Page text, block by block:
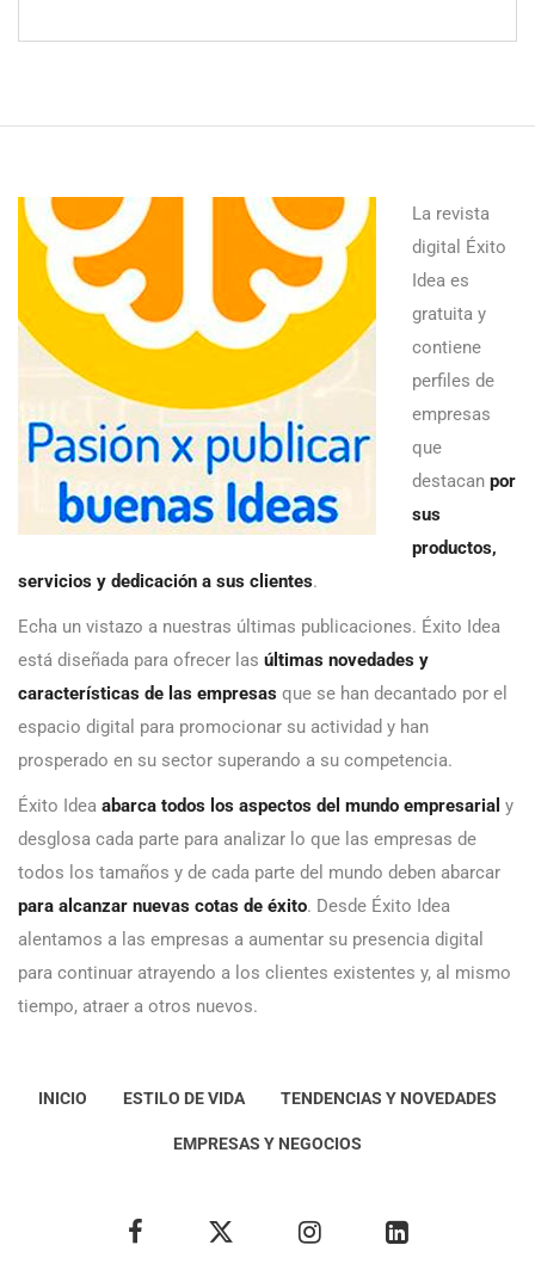
La revista
digital Éxito
Idea es
gratuita y
contiene
perfiles de
empresas
que
destacan por
sus
productos,
servicios y dedicación a sus clientes.
Echa un vistazo a nuestras últimas publicaciones. Éxito Idea
está diseñada para ofrecer las últimas novedades y
características de las empresas que se han decantado por el
espacio digital para promocionar su actividad y han
prosperado en su sector superando a su competencia.
Éxito Idea abarca todos los aspectos del mundo empresarial y
desglosa cada parte para analizar lo que las empresas de
todos los tamaños y de cada parte del mundo deben abarcar
para alcanzar nuevas cotas de éxito. Desde Éxito Idea
alentamos a las empresas a aumentar su presencia digital
para continuar atrayendo a los clientes existentes y, al mismo
tiempo, atraer a otros nuevos.
INICIO ESTILO DE VIDA TENDENCIAS Y NOVEDADES
EMPRESAS Y NEGOCIOS